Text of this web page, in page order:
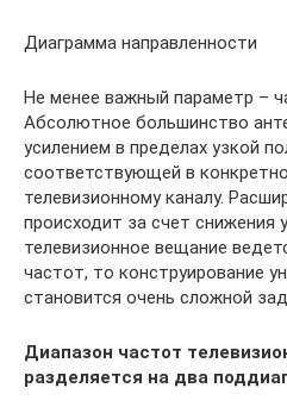
Диаграмма направленности
Не менее важный параметр –
Абсолютное большинство
усилением в пределах узкой
соответствующей в
телевизионному каналу.
происходит за счет снижения
телевизионное вещание
частот, то конструирование
становится очень сложной
Диапазон частот
разделяется на два